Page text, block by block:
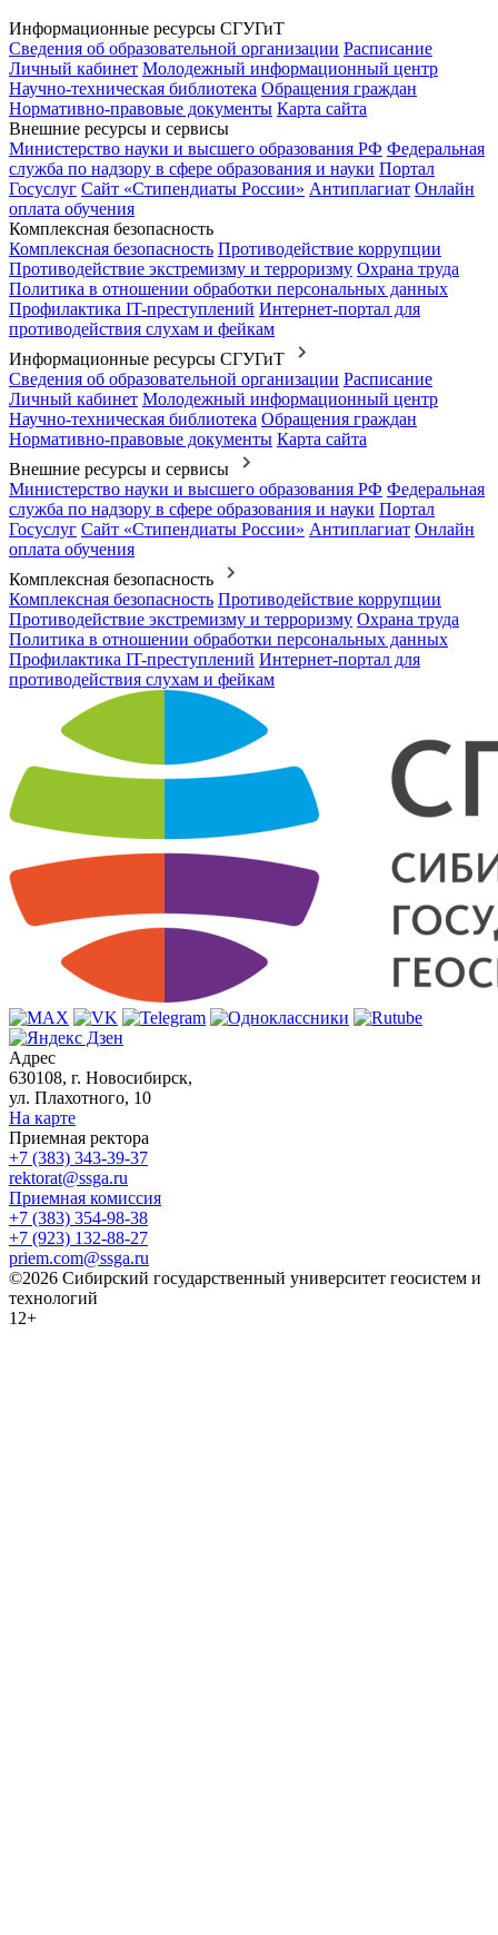
Информационные ресурсы СГУГиТ
Сведения об образовательной организации Расписание
Личный кабинет Молодежный информационный центр
Научно-техническая библиотека Обращения граждан
Нормативно-правовые документы Карта сайта
Внешние ресурсы и сервисы
Министерство науки и высшего образования РФ Федеральная
служба по надзору в сфере образования и науки Портал
Госуслуг Сайт «Стипендиаты России» Антиплагиат Онлайн
оплата обучения
Комплексная безопасность
Комплексная безопасность Противодействие коррупции
Противодействие экстремизму и терроризму Охрана труда
Политика в отношении обработки персональных данных
Профилактика IT-преступлений Интернет-портал для
противодействия слухам и фейкам
Информационные ресурсы СГУГиТ
Сведения об образовательной организации Расписание
Личный кабинет Молодежный информационный центр
Научно-техническая библиотека Обращения граждан
Нормативно-правовые документы Карта сайта
Внешние ресурсы и сервисы
Министерство науки и высшего образования РФ Федеральная
служба по надзору в сфере образования и науки Портал
Госуслуг Сайт «Стипендиаты России» Антиплагиат Онлайн
оплата обучения
Комплексная безопасность
Комплексная безопасность Противодействие коррупции
Противодействие экстремизму и терроризму Охрана труда
Политика в отношении обработки персональных данных
Профилактика IT-преступлений Интернет-портал для
противодействия слухам и фейкам
Адрес
630108, г. Новосибирск,
ул. Плахотного, 10
На карте
Приемная ректора
+7 (383) 343-39-37
rektorat@ssga.ru
Приемная комиссия
+7 (383) 354-98-38
+7 (923) 132-88-27
priem.com@ssga.ru
©2026 Сибирский государственный университет геосистем и
технологий
12+